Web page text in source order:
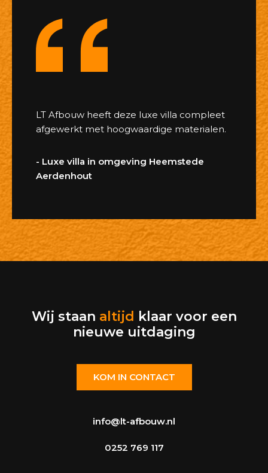
LT Afbouw heeft deze luxe villa compleet
afgewerkt met hoogwaardige materialen.
- Luxe villa in omgeving Heemstede
Aerdenhout
Wij staan altijd klaar voor een
nieuwe uitdaging
KOM IN CONTACT
info@lt-afbouw.nl
0252 769 117